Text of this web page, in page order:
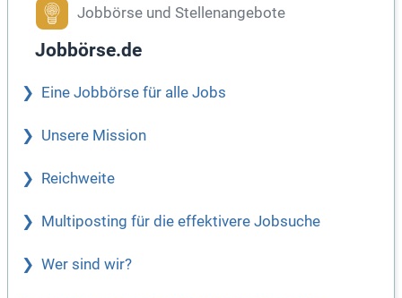
Jobbörse und Stellenangebote
Jobbörse.de
Eine Jobbörse für alle Jobs
Unsere Mission
Reichweite
Multiposting für die effektivere Jobsuche
Wer sind wir?